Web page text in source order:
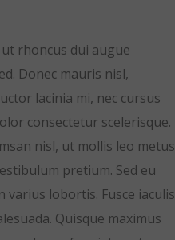
rhoncus dui augue
Donec mauris nisl,
lacinia mi, nec cursus
consectetur scelerisque.
nisl, ut mollis leo metus
pretium. Sed eu
lobortis. Fusce iaculis
Quisque maximus